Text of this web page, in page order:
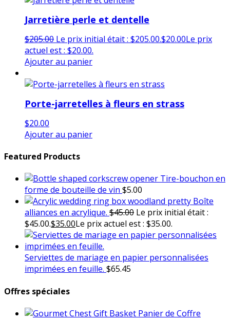
Jarretière perle et dentelle
$205.00 Le prix initial était : $205.00.$20.00Le prix
actuel est : $20.00.
Ajouter au panier
Porte-jarretelles à fleurs en strass
$20.00
Ajouter au panier
Featured Products
Tire-bouchon en
forme de bouteille de vin $5.00
Boîte
alliances en acrylique. $45.00 Le prix initial était :
$45.00.$35.00Le prix actuel est : $35.00.
Serviettes de mariage en papier personnalisées
imprimées en feuille. $65.45
Offres spéciales
Panier de Coffre